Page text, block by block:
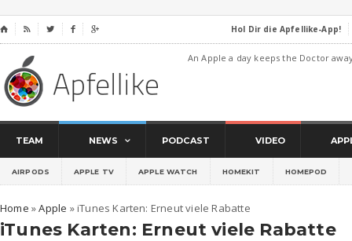
⌂     Hol Dir die Apfellike-App!
An Apple a day keeps the Doctor
TEAM NEWS PODCAST VIDEO
AIRPODS APPLE TV APPLE WATCH HOMEKIT HOMEPOD
Home »Apple » iTunes Karten: Erneut viele Rabatte
iTunes Karten: Erneut viele Rabatte